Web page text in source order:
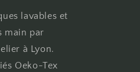
lavables et
main par
à Lyon.
Oeko-Tex